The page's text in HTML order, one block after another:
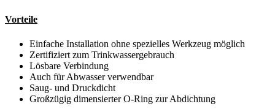
Vorteile
Einfache Installation ohne spezielles Werkzeug möglich
Zertifiziert zum Trinkwassergebrauch
Lösbare Verbindung
Auch für Abwasser verwendbar
Saug- und Druckdicht
Großzügig dimensierter O-Ring zur Abdichtung